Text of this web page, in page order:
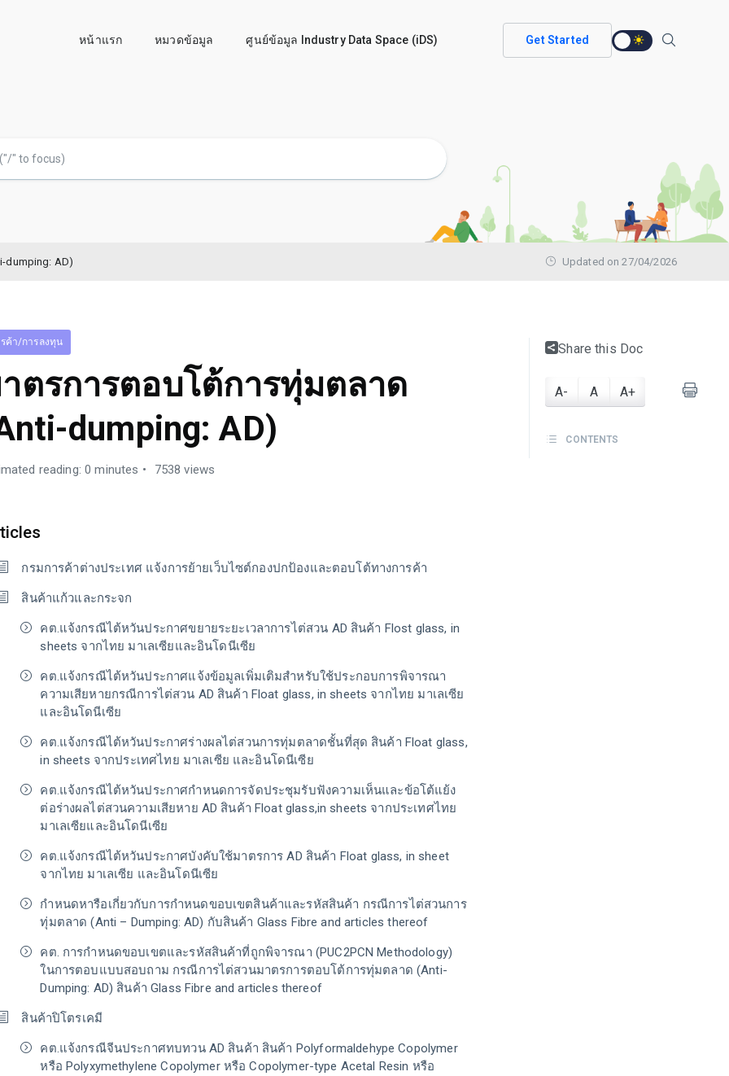
หน้าแรก หมวดข้อมูล ศูนย์ข้อมูล Industry Data Space (iDS) Get Started
dumping: AD) Updated on 27/04/2026
ค้า/การลงทุน
ตรการตอบโต้การทุ่มตลาด
dumping: AD)
reading: 0 minutes 7538 views
กรมการค้าต่างประเทศ แจ้งการย้ายเว็บไซต์กองปกป้องและตอบโต้ทางการค้า
สินค้าแก้วและกระจก
คต.แจ้งกรณีไต้หวันประกาศขยายระยะเวลาการไต่สวน AD สินค้า Flost glass, in
sheets จากไทย มาเลเซียและอินโดนีเซีย
คต.แจ้งกรณีไต้หวันประกาศแจ้งข้อมูลเพิ่มเติมสำหรับใช้ประกอบการพิจารณา
ความเสียหายกรณีการไต่สวน AD สินค้า Float glass, in sheets จากไทย มาเลเซีย
และอินโดนีเซีย
คต.แจ้งกรณีไต้หวันประกาศร่างผลไต่สวนการทุ่มตลาดชั้นที่สุด สินค้า Float glass,
in sheets จากประเทศไทย มาเลเซีย และอินโดนีเซีย
คต.แจ้งกรณีไต้หวันประกาศกำหนดการจัดประชุมรับฟังความเห็นและข้อโต้แย้ง
ต่อร่างผลไต่สวนความเสียหาย AD สินค้า Float glass,in sheets จากประเทศไทย
มาเลเซียและอินโดนีเซีย
คต.แจ้งกรณีไต้หวันประกาศบังคับใช้มาตรการ AD สินค้า Float glass, in sheet
จากไทย มาเลเซีย และอินโดนีเซีย
กำหนดหารือเกี่ยวกับการกำหนดขอบเขตสินค้าและรหัสสินค้า กรณีการไต่สวนการ
ทุ่มตลาด (Anti – Dumping: AD) กับสินค้า Glass Fibre and articles thereof
คต. การกำหนดขอบเขตและรหัสสินค้าที่ถูกพิจารณา (PUC2PCN Methodology)
ในการตอบแบบสอบถาม กรณีการไต่สวนมาตรการตอบโต้การทุ่มตลาด (Anti-
Dumping: AD) สินค้า Glass Fibre and articles thereof
สินค้าปิโตรเคมี
คต.แจ้งกรณีจีนประกาศทบทวน AD สินค้า สินค้า Polyformaldehype Copolymer
หรือ Polyxymethylene Copolymer หรือ Copolymer-type Acetal Resin หรือ
Share this Doc
A- A A+
CONTENTS